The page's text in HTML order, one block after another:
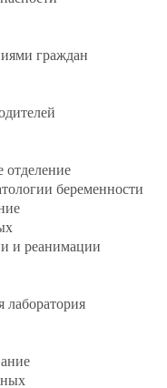
граждан
отделение
беременности
и реанимации
лаборатория